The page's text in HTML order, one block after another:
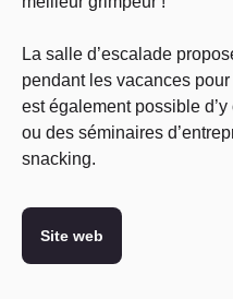
La salle d’escalade
pendant les vacances pour
est également possible
ou des séminaires
snacking.
Site web